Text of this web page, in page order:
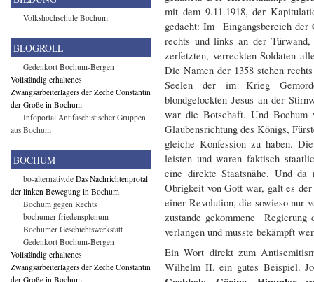
mit dem 9.11.1918, der
gedacht: Im Eingangsbereich der
rechts und links an der
zerfetzten, verreckten Soldaten
Die Namen der 1358 stehen
Seelen der im Krieg
blondgelockten Jesus an der
war die Botschaft. Und
Glaubensrichtung des Königs,
gleiche Konfession zu haben.
leisten und waren faktisch
eine direkte Staatsnähe. Und
Obrigkeit von Gott war, galt es
einer Revolution, die sowieso nur
zustande gekommene Regierung
verlangen und musste bekämpft
Ein Wort direkt zum
Wilhelm II. ein gutes Beispiel.
Volkshochschule Bochum
BLOGROLL
Gedenkort Bochum-Bergen
Vollständig erhaltenes
Zwangsarbeiterlagers der Zeche Constantin
der Große in Bochum
Infoportal Antifaschistischer Gruppen
aus Bochum
BOCHUM
bo-alternativ.de Das Nachrichtenprotal
der linken Bewegung in Bochum
Bochum gegen Rechts
bochumer friedensplenum
Bochumer Geschichtswerkstatt
Gedenkort Bochum-Bergen
Vollständig erhaltenes
Zwangsarbeiterlagers der Zeche Constantin
der Große in Bochum